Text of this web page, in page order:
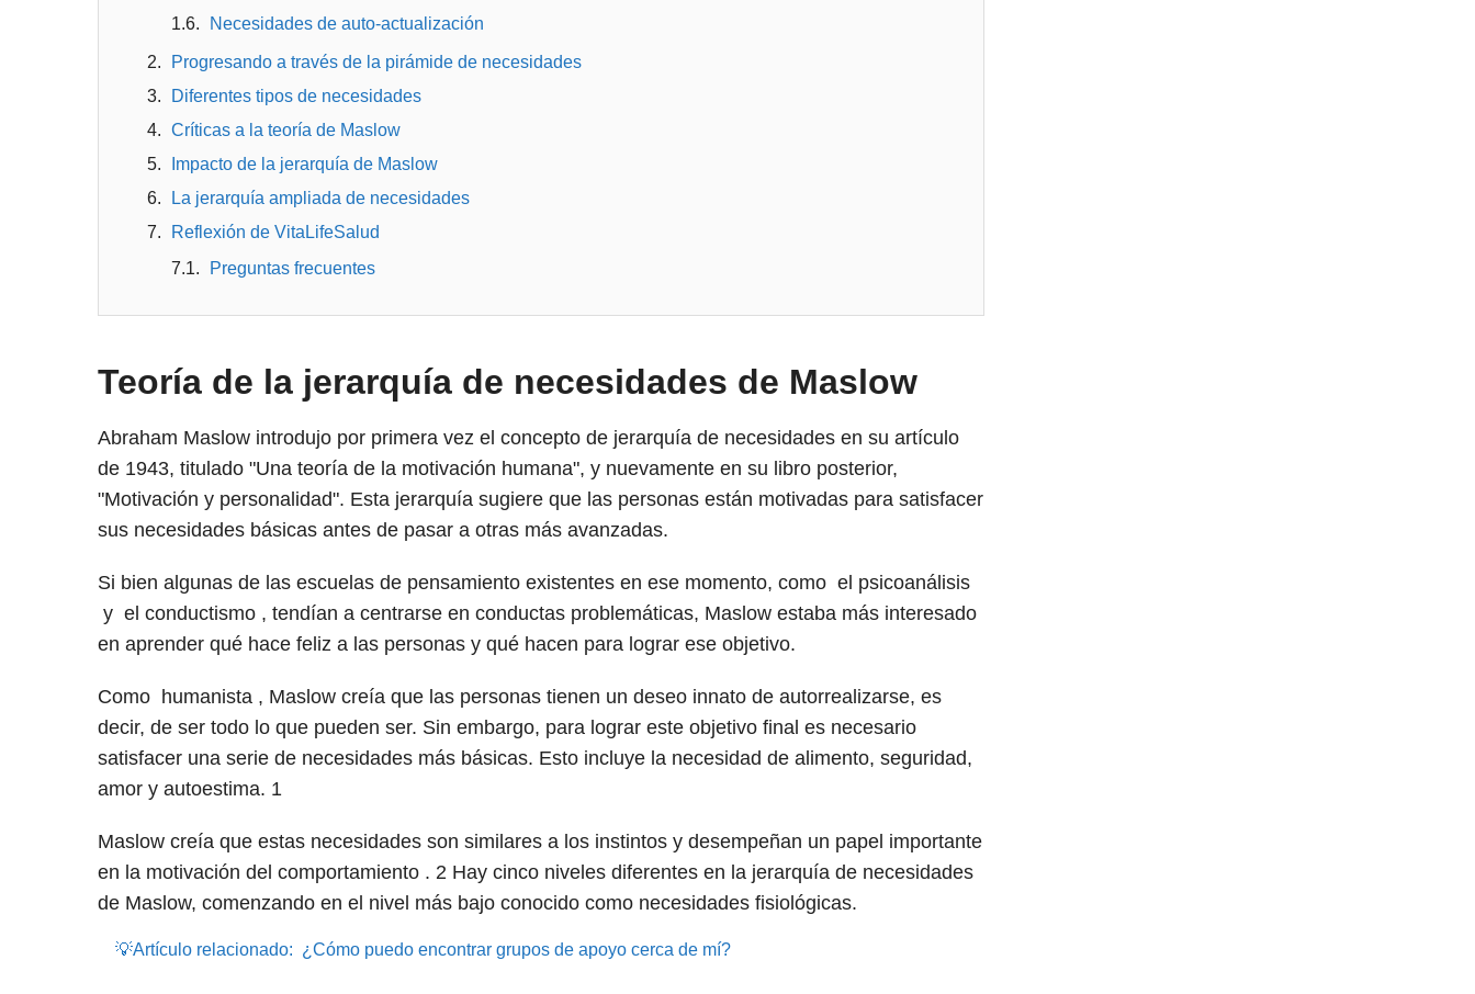
Necesidades de auto-actualización
Progresando a través de la pirámide de necesidades
Diferentes tipos de necesidades
Críticas a la teoría de Maslow
Impacto de la jerarquía de Maslow
La jerarquía ampliada de necesidades
Reflexión de VitaLifeSalud
Preguntas frecuentes
Teoría de la jerarquía de necesidades de Maslow
Abraham Maslow introdujo por primera vez el concepto de jerarquía de necesidades en su artículo
de 1943, titulado "Una teoría de la motivación humana", y nuevamente en su libro posterior,
"Motivación y personalidad". Esta jerarquía sugiere que las personas están motivadas para satisfacer
sus necesidades básicas antes de pasar a otras más avanzadas.
Si bien algunas de las escuelas de pensamiento existentes en ese momento, como el psicoanálisis
y el conductismo , tendían a centrarse en conductas problemáticas, Maslow estaba más interesado
en aprender qué hace feliz a las personas y qué hacen para lograr ese objetivo.
Como humanista , Maslow creía que las personas tienen un deseo innato de autorrealizarse, es
decir, de ser todo lo que pueden ser. Sin embargo, para lograr este objetivo final es necesario
satisfacer una serie de necesidades más básicas. Esto incluye la necesidad de alimento, seguridad,
amor y autoestima. 1
Maslow creía que estas necesidades son similares a los instintos y desempeñan un papel importante
en la motivación del comportamiento . 2 Hay cinco niveles diferentes en la jerarquía de necesidades
de Maslow, comenzando en el nivel más bajo conocido como necesidades fisiológicas.
💡Artículo relacionado: ¿Cómo puedo encontrar grupos de apoyo cerca de mí?